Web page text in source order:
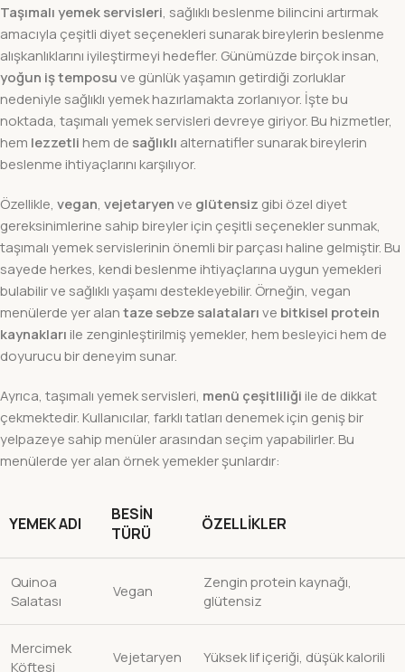
Taşımalı yemek servisleri, sağlıklı beslenme bilincini artırmak
amacıyla çeşitli diyet seçenekleri sunarak bireylerin beslenme
alışkanlıklarını iyileştirmeyi hedefler. Günümüzde birçok insan,
yoğun iş temposuve günlük yaşamın getirdiği zorluklar
nedeniyle sağlıklı yemek hazırlamakta zorlanıyor. İşte bu
noktada, taşımalı yemek servisleri devreye giriyor. Bu hizmetler,
hem lezzetli hem de sağlıklı alternatifler sunarak bireylerin
beslenme ihtiyaçlarını karşılıyor.
Özellikle, vegan, vejetaryenve glütensiz gibi özel diyet
gereksinimlerine sahip bireyler için çeşitli seçenekler sunmak,
taşımalı yemek servislerinin önemli bir parçası haline gelmiştir. Bu
sayede herkes, kendi beslenme ihtiyaçlarına uygun yemekleri
bulabilir ve sağlıklı yaşamı destekleyebilir. Örneğin, vegan
menülerde yer alantaze sebze salatalarıve bitkisel protein
kaynakları ile zenginleştirilmiş yemekler, hem besleyici hem de
doyurucu bir deneyim sunar.
Ayrıca, taşımalı yemek servisleri, menü çeşitliliği ile de dikkat
çekmektedir. Kullanıcılar, farklı tatları denemek için geniş bir
yelpazeye sahip menüler arasından seçim yapabilirler. Bu
menülerde yer alan örnek yemekler şunlardır:
YEMEK ADI
BESIN
TÜRÜ
ÖZELLIKLER
Quinoa
Salatası
Vegan
Zengin protein kaynağı,
glütensiz
Mercimek
Köftesi
Vejetaryen Yüksek lif içeriği, düşük kalorili